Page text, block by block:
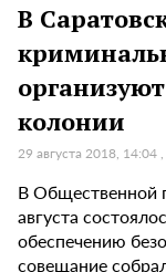
В
колонии
29 августа 2018, 14:04
В Общественной
августа
обеспечению
совещание